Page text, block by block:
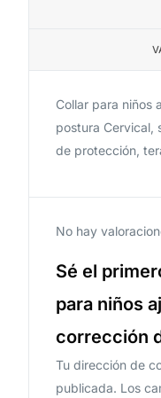
Collar para niños
postura Cervical,
de protección,
No hay
Sé el
para niños
corrección
Tu dirección de
publicada. Los